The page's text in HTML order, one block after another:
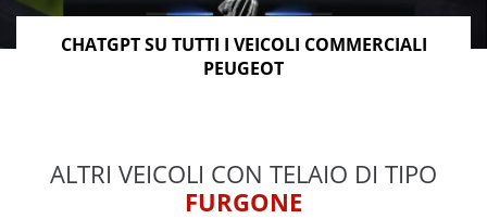
CHATGPT SU TUTTI I VEICOLI COMMERCIALI
PEUGEOT
ALTRI VEICOLI CON TELAIO DI TIPO
FURGONE